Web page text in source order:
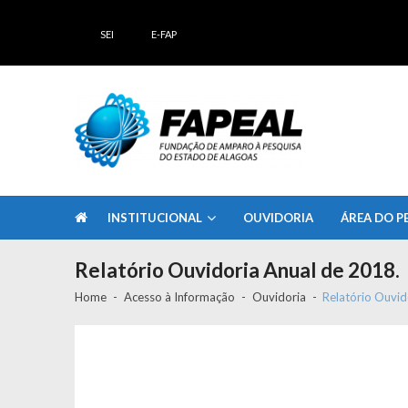
SEI E-FAP
INSTITUCIONAL OUVIDORIA ÁREA DO
Relatório Ouvidoria Anual de 2018.
Home Acesso à Informação Ouvidoria Relatório